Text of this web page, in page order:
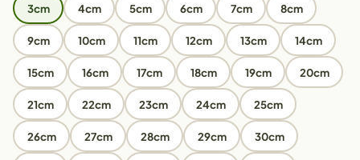
3cm 4cm 5cm 6cm 7cm 8cm
9cm 10cm 11cm 12cm 13cm 14cm
15cm 16cm 17cm 18cm 19cm 20cm
21cm 22cm 23cm 24cm 25cm
26cm 27cm 28cm 29cm 30cm